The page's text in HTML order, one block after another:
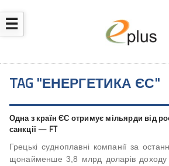
☰
TAG "ЕНЕРГЕТИКА ЄС"
Одна з країн ЄС отримує мільярди від
санкції — FT
Грецькі судноплавні компанії за
щонайменше 3,8 млрд доларів доходу